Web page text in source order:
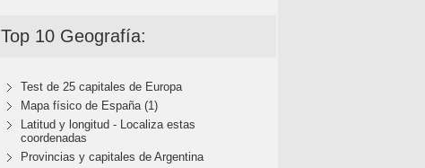
Top 10 Geografía:
Test de 25 capitales de Europa
Mapa físico de España (1)
Latitud y longitud - Localiza estas
coordenadas
Provincias y capitales de Argentina